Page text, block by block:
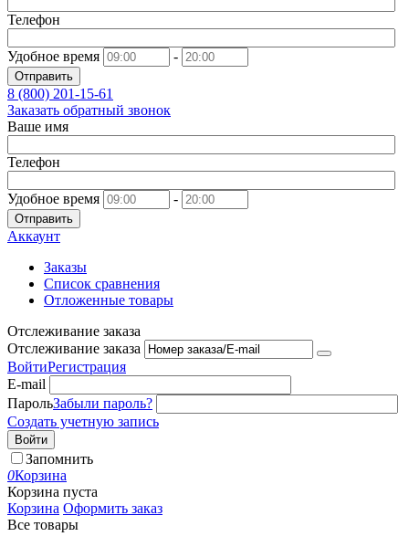
Телефон
Удобное время -
Отправить
8 (800) 201-15-61
Заказать обратный звонок
Ваше имя
Телефон
Удобное время -
Отправить
Аккаунт
Заказы
Список сравнения
Отложенные товары
Отслеживание заказа
Отслеживание заказа
ВойтиРегистрация
E-mail
ПарольЗабыли пароль?
Создать учетную запись
Войти
Запомнить
0Корзина
Корзина пуста
Корзина Оформить заказ
Все товары